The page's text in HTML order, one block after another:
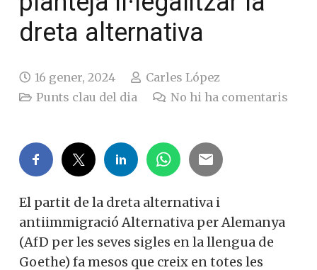
dreta alternativa
16 gener, 2024
Carles López
Punts clau del dia
No hi ha comentaris
El partit de la dreta alternativa i
antiimmigració Alternativa per Alemanya
(AfD per les seves sigles en la llengua de
Goethe) fa mesos que creix en totes les